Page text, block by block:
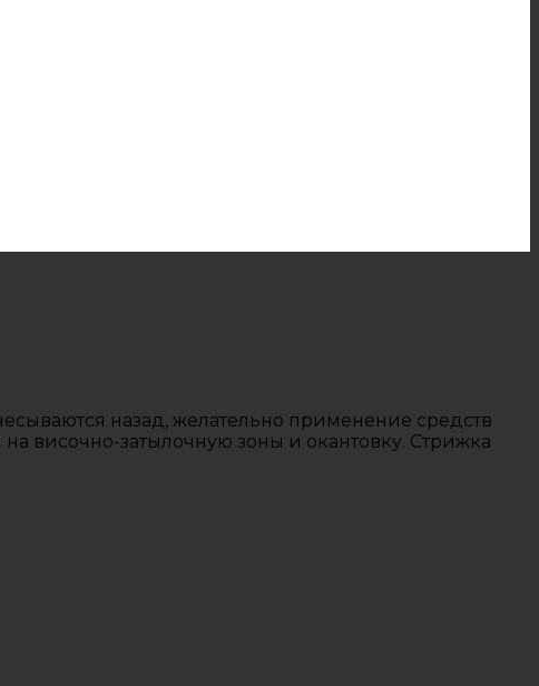
назад, желательно применение средств
височно-затылочную зоны и окантовку. Стрижка